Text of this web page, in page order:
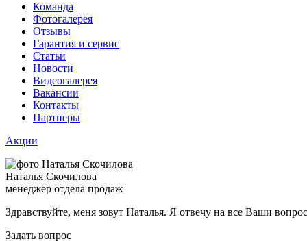
Команда
Фотогалерея
Отзывы
Гарантия и сервис
Статьи
Новости
Видеогалерея
Вакансии
Контакты
Партнеры
Акции
Наталья Скочилова
менеджер отдела продаж
Здравствуйте, меня зовут Наталья. Я отвечу на все Ваши
Задать вопрос